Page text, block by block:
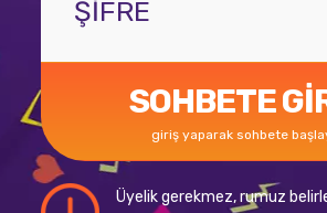
SOHBETE
giriş yaparak sohbete
Üyelik gerekmez, rumuz